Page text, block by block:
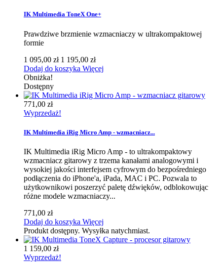
IK Multimedia ToneX One+
Prawdziwe brzmienie wzmacniaczy w ultrakompaktowej
formie
1 095,00 zł 1 195,00 zł
Dodaj do koszyka Więcej
Obniżka!
Dostępny
771,00 zł
Wyprzedaż!
IK Multimedia iRig Micro Amp - wzmacniacz...
IK Multimedia iRig Micro Amp - to ultrakompaktowy
wzmacniacz gitarowy z trzema kanałami analogowymi i
wysokiej jakości interfejsem cyfrowym do bezpośredniego
podłączenia do iPhone'a, iPada, MAC i PC. Pozwala to
użytkownikowi poszerzyć paletę dźwięków, odblokowując
różne modele wzmacniaczy...
771,00 zł
Dodaj do koszyka Więcej
Produkt dostępny. Wysyłka natychmiast.
1 159,00 zł
Wyprzedaż!